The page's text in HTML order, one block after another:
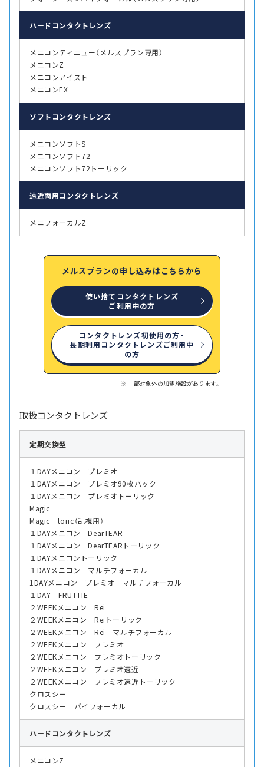
ハード コンタクトレンズ
メニコンティニュー（メルスプラン専用）
メニコンZ
メニコンアイスト
メニコンEX
ソフト コンタクトレンズ
メニコンソフトS
メニコンソフト72
メニコンソフト72トーリック
遠近両用コンタクトレンズ
メニフォーカルZ
メルスプランの申し込みはこちらから
使い捨てコンタクトレンズ
ご利用中の方
コンタクトレンズ初使用の方・
長期利用コンタクトレンズご利用中
の方
一部対象外の加盟施設があります。
取扱コンタクトレンズ
定期交換型
１DAYメニコン プレミオ
１DAYメニコン プレミオ90枚パック
１DAYメニコン プレミオトーリック
Magic
Magic toric（乱視用）
１DAYメニコン DearTEAR
１DAYメニコン DearTEARトーリック
１DAYメニコントーリック
１DAYメニコン マルチフォーカル
1DAYメニコン プレミオ マルチフォーカル
１DAY FRUTTIE
２WEEKメニコン Rei
２WEEKメニコン Reiトーリック
２WEEKメニコン Rei マルチフォーカル
２WEEKメニコン プレミオ
２WEEKメニコン プレミオトーリック
２WEEKメニコン プレミオ遠近
２WEEKメニコン プレミオ遠近トーリック
クロスシー
クロスシー バイフォーカル
ハード コンタクトレンズ
メニコンZ